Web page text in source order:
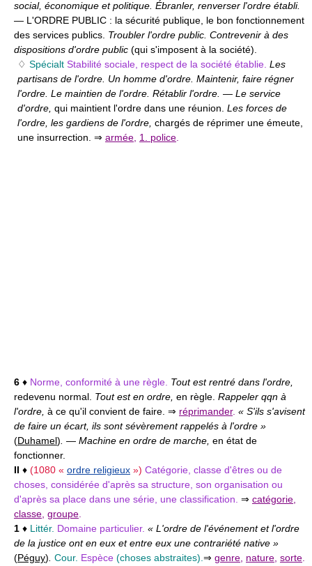
social, économique et politique. Ébranler, renverser l'ordre établi.
— L'ORDRE PUBLIC : la sécurité publique, le bon fonctionnement
des services publics. Troubler l'ordre public. Contrevenir à des
dispositions d'ordre public (qui s'imposent à la société).
♢ Spécialt Stabilité sociale, respect de la société établie. Les
partisans de l'ordre. Un homme d'ordre. Maintenir, faire régner
l'ordre. Le maintien de l'ordre. Rétablir l'ordre. — Le service
d'ordre, qui maintient l'ordre dans une réunion. Les forces de
l'ordre, les gardiens de l'ordre, chargés de réprimer une émeute,
une insurrection. ⇒ armée 1. police
6 ♦ Norme, conformité à une règle. Tout est rentré dans l'ordre,
redevenu normal. Tout est en ordre, en règle. Rappeler qqn à
l'ordre, à ce qu'il convient de faire. ⇒ réprimander. « S'ils s'avisent
de faire un écart, ils sont sévèrement rappelés à l'ordre »
(Duhamel) — Machine en ordre de marche, en état de
fonctionner.
II ♦ (1080 « ordre religieux ») Catégorie, classe d'êtres ou de
choses, considérée d'après sa structure, son organisation ou
d'après sa place dans une série, une classification. ⇒ catégorie
classe groupe
1 ♦ Littér. Domaine particulier. « L'ordre de l'événement et l'ordre
de la justice ont en eux et entre eux une contrariété native »
(Péguy) Cour. Espèce (choses abstraites). ⇒ genre nature sorte